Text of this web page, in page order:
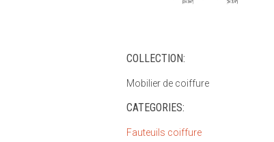
COLLECTION:
Mobilier de coiffure
CATEGORIES:
Fauteuils coiffure